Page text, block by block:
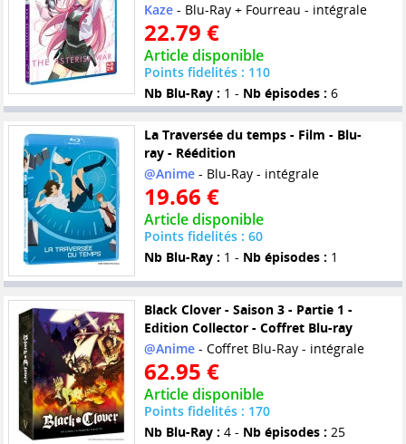
Kaze- Blu-Ray + Fourreau - intégrale
22.79 €
Article disponible
Points fidelités : 110
Nb Blu-Ray : 1 - Nb épisodes : 6
La Traversée du temps - Film - Blu-
ray - Réédition
@Anime- Blu-Ray - intégrale
19.66 €
Article disponible
Points fidelités : 60
Nb Blu-Ray : 1 - Nb épisodes : 1
Black Clover - Saison 3 - Partie 1 -
Edition Collector - Coffret Blu-ray
@Anime- Coffret Blu-Ray - intégrale
62.95 €
Article disponible
Points fidelités : 170
Nb Blu-Ray : 4 - Nb épisodes : 25